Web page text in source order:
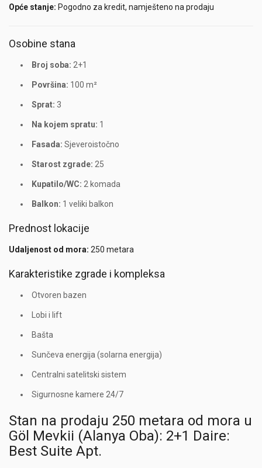
Opće stanje: Pogodno za kredit, namješteno na prodaju
Osobine stana
Broj soba: 2+1
Površina: 100 m²
Sprat: 3
Na kojem spratu: 1
Fasada: Sjeveroistočno
Starost zgrade: 25
Kupatilo/WC: 2 komada
Balkon: 1 veliki balkon
Prednost lokacije
Udaljenost od mora: 250 metara
Karakteristike zgrade i kompleksa
Otvoren bazen
Lobi i lift
Bašta
Sunčeva energija (solarna energija)
Centralni satelitski sistem
Sigurnosne kamere 24/7
Stan na prodaju 250 metara od mora u
Göl Mevkii (Alanya Oba): 2+1 Daire:
Best Suite Apt.